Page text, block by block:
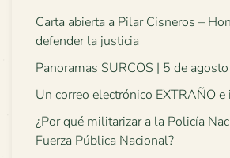
Carta abierta a Pilar Cisneros –
defender la justicia
Panoramas SURCOS | 5 de
Un correo electrónico EXTRAÑO e
¿Por qué militarizar a la Policía
Fuerza Pública Nacional?